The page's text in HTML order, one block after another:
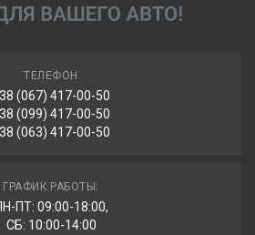
ТЕЛЕФОН
(067) 417-00-50
(099) 417-00-50
(063) 417-00-50
ГРАФИК РАБОТЫ:
ПТ: 09:00-18:00,
СБ: 10:00-14:00